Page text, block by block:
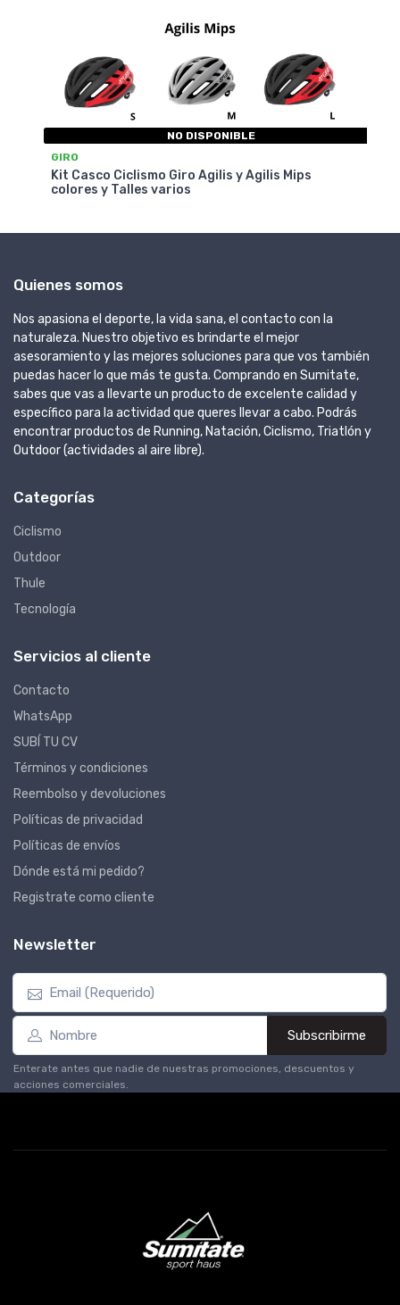
NO DISPONIBLE
GIRO
Kit Casco Ciclismo Giro Agilis y Agilis Mips
colores y Talles varios
Quienes somos
Nos apasiona el deporte, la vida sana, el contacto con la
naturaleza. Nuestro objetivo es brindarte el mejor
asesoramiento y las mejores soluciones para que vos también
puedas hacer lo que más te gusta. Comprando en Sumitate,
sabes que vas a llevarte un producto de excelente calidad y
específico para la actividad que queres llevar a cabo. Podrás
encontrar productos de Running, Natación, Ciclismo, Triatlón y
Outdoor (actividades al aire libre).
Categorías
Ciclismo
Outdoor
Thule
Tecnología
Servicios al cliente
Contacto
WhatsApp
SUBÍ TU CV
Términos y condiciones
Reembolso y devoluciones
Políticas de privacidad
Políticas de envíos
Dónde está mi pedido?
Registrate como cliente
Newsletter
Subscribirme
Enterate antes que nadie de nuestras promociones, descuentos y
acciones comerciales.